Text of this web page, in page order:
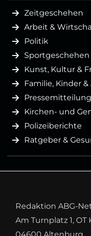
Zeitgeschehen
Arbeit &
Politik
Sportgeschehen
Kunst, Kultur &
Familie, Kinder
Kirchen- und
Polizeiberichte
Ratgeber &
Redaktion ABG-
Am Turnplatz 1, OT
04600 Altenburg